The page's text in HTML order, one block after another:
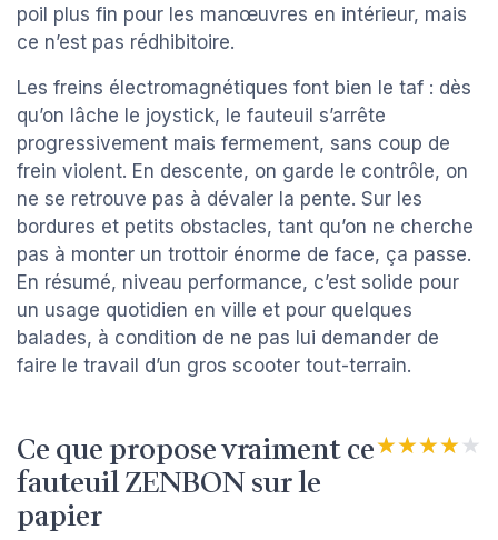
poil plus fin pour les manœuvres en intérieur, mais
ce n’est pas rédhibitoire.
Les freins électromagnétiques font bien le taf : dès
qu’on lâche le joystick, le fauteuil s’arrête
progressivement mais fermement, sans coup de
frein violent. En descente, on garde le contrôle, on
ne se retrouve pas à dévaler la pente. Sur les
bordures et petits obstacles, tant qu’on ne cherche
pas à monter un trottoir énorme de face, ça passe.
En résumé, niveau performance, c’est solide pour
un usage quotidien en ville et pour quelques
balades, à condition de ne pas lui demander de
faire le travail d’un gros scooter tout-terrain.
Ce que propose vraiment ce
fauteuil ZENBON sur le
papier
★★★★★
★★★★★